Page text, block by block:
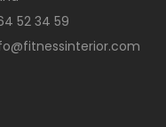
52 34 59